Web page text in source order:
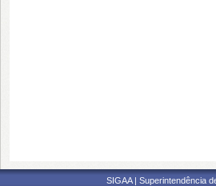
SIGAA | Superintendência